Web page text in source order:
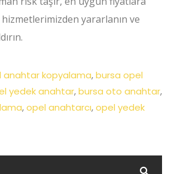
yararlanın ve
anahtar kopyalama,bursa opel
yedek anahtar,bursa oto anahtar,
,opel anahtarcı,opel yedek